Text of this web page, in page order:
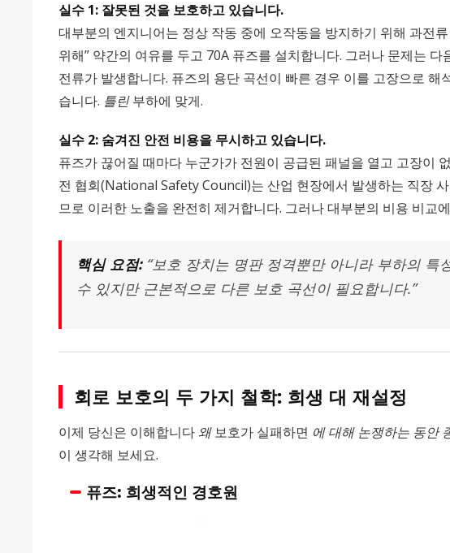
실수 1: 잘못된 것을 보호하고 있습니다.
대부분의 엔지니어는 정상 작동 중에 오작동을 방지하기 위해 과전
위해” 약간의 여유를 두고 70A 퓨즈를 설치합니다. 그러나 문제는
전류가 발생합니다. 퓨즈의 용단 곡선이 빠른 경우 이를 고장으로
습니다. 틀린부하에 맞게.
실수 2: 숨겨진 안전 비용을 무시하고 있습니다.
퓨즈가 끊어질 때마다 누군가가 전원이 공급된 패널을 열고 고장이
전 협회(National Safety Council)는 산업 현장에서 발생하는 직장
므로 이러한 노출을 완전히 제거합니다. 그러나 대부분의 비용 비교
핵심 요점: “보호 장치는 명판 정격뿐만 아니라 부하의
수 있지만 근본적으로 다른 보호 곡선이 필요합니다.”
회로 보호의 두 가지 철학: 희생 대 재설정
이제 당신은 이해합니다 왜보호가 실패하면 에 대해 논쟁하는 동안
이 생각해 보세요.
퓨즈: 희생적인 경호원